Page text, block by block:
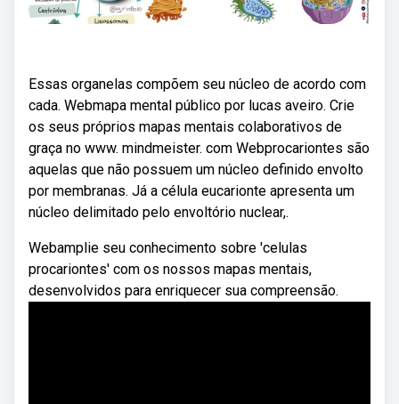
Essas organelas compõem seu núcleo de acordo com
cada. Webmapa mental público por lucas aveiro. Crie
os seus próprios mapas mentais colaborativos de
graça no www. mindmeister. com Webprocariontes são
aquelas que não possuem um núcleo definido envolto
por membranas. Já a célula eucarionte apresenta um
núcleo delimitado pelo envoltório nuclear,.
Webamplie seu conhecimento sobre 'celulas
procariontes' com os nossos mapas mentais,
desenvolvidos para enriquecer sua compreensão.